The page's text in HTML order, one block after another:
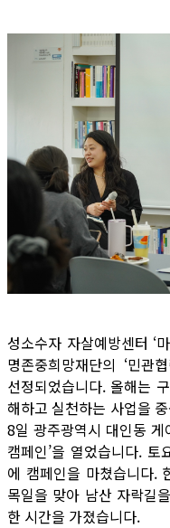
성소수자 자살예방센터 ‘
명존중희망재단의 ‘민관
선정되었습니다. 올해는
해하고 실천하는 사업을
8일 광주광역시 대인동 게
캠페인’을 열었습니다.
에 캠페인을 마쳤습니다.
목일을 맞아 남산 자락길
한 시간을 가졌습니다.